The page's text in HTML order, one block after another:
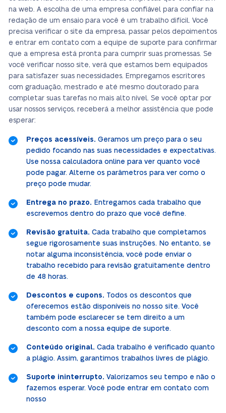
na web. A escolha de uma empresa confiável para confiar na
redação de um ensaio para você é um trabalho difícil. Você
precisa verificar o site da empresa, passar pelos depoimentos
e entrar em contato com a equipe de suporte para confirmar
que a empresa está pronta para cumprir suas promessas. Se
você verificar nosso site, verá que estamos bem equipados
para satisfazer suas necessidades. Empregamos escritores
com graduação, mestrado e até mesmo doutorado para
completar suas tarefas no mais alto nível. Se você optar por
usar nossos serviços, receberá a melhor assistência que pode
esperar:
Preços acessíveis. Geramos um preço para o seu
pedido focando nas suas necessidades e expectativas.
Use nossa calculadora online para ver quanto você
pode pagar. Alterne os parâmetros para ver como o
preço pode mudar.
Entrega no prazo. Entregamos cada trabalho que
escrevemos dentro do prazo que você define.
Revisão gratuita. Cada trabalho que completamos
segue rigorosamente suas instruções. No entanto, se
notar alguma inconsistência, você pode enviar o
trabalho recebido para revisão gratuitamente dentro
de 48 horas.
Descontos e cupons. Todos os descontos que
oferecemos estão disponíveis no nosso site. Você
também pode esclarecer se tem direito a um
desconto com a nossa equipe de suporte.
Conteúdo original. Cada trabalho é verificado quanto
a plágio. Assim, garantimos trabalhos livres de plágio.
Suporte ininterrupto. Valorizamos seu tempo e não o
fazemos esperar. Você pode entrar em contato com
nosso